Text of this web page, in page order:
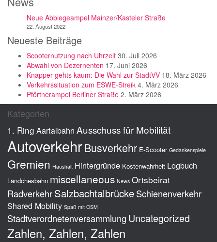
Neue Abbiegeampel Mainzer/Kasteler Straße
22. August 2022
Neueste Beiträge
Scooternutzung nach Uhrzeit 30. Juli 2026
Abwahl von Dezernenten 17. Juni 2026
Knapper gehts kaum: Die Wahl zur StadtVV 18. März 2026
Verkehrssituation zum ESWE-Streik 4. März 2026
Pförtnerampel Berliner Straße 2. März 2026
Kategorien
1. Ring Aartalbahn Ausschuss für Mobilität
AutoverkehrBusverkehr E-Scooter Gedankenspiele
Gremien Haushalt Hintergründe Kostenwahrheit Logbuch
Ländchesbahn miscellaneous News Ortsbeirat
RadverkehrSalzbachtalbrückeSchienenverkehr
Shared Mobility Spaß mit OSM
Stadtverordnetenversammlung Uncategorized
Zahlen, Zahlen, Zahlen